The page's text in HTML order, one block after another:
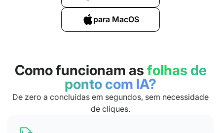
para MacOS
Como funcionam as folhas de
ponto com IA?
De zero a concluídas em segundos, sem necessidade
de cliques.